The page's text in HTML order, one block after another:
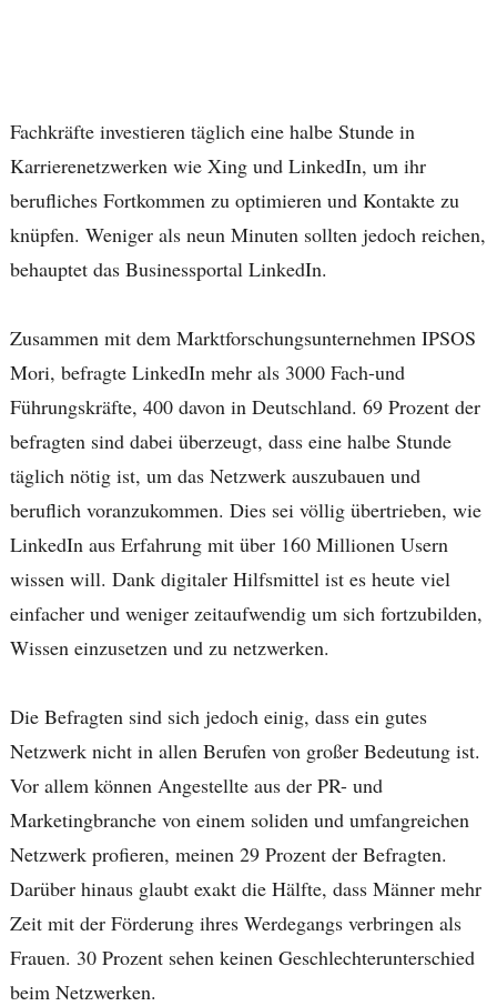
Fachkräfte investieren täglich eine halbe Stunde in
Karrierenetzwerken wie Xing und LinkedIn, um ihr
berufliches Fortkommen zu optimieren und Kontakte zu
knüpfen. Weniger als neun Minuten sollten jedoch reichen,
behauptet das Businessportal LinkedIn.
Zusammen mit dem Marktforschungsunternehmen IPSOS
Mori, befragte LinkedIn mehr als 3000 Fach-und
Führungskräfte, 400 davon in Deutschland. 69 Prozent der
befragten sind dabei überzeugt, dass eine halbe Stunde
täglich nötig ist, um das Netzwerk auszubauen und
beruflich voranzukommen. Dies sei völlig übertrieben, wie
LinkedIn aus Erfahrung mit über 160 Millionen Usern
wissen will. Dank digitaler Hilfsmittel ist es heute viel
einfacher und weniger zeitaufwendig um sich fortzubilden,
Wissen einzusetzen und zu netzwerken.
Die Befragten sind sich jedoch einig, dass ein gutes
Netzwerk nicht in allen Berufen von großer Bedeutung ist.
Vor allem können Angestellte aus der PR- und
Marketingbranche von einem soliden und umfangreichen
Netzwerk profieren, meinen 29 Prozent der Befragten.
Darüber hinaus glaubt exakt die Hälfte, dass Männer mehr
Zeit mit der Förderung ihres Werdegangs verbringen als
Frauen. 30 Prozent sehen keinen Geschlechterunterschied
beim Netzwerken.